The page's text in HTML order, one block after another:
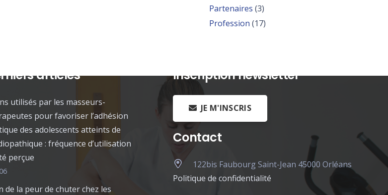
Partenaires (3)
Profession (17)
articles
utilisés par les masseurs-
pour favoriser l’adhésion
des adolescents atteints de
: fréquence d’utilisation
perçue
de la peur de chuter chez les
Inscription newsletter
JE M'INSCRIS
Contact
122bis Faubourg Saint-Jean 45000 Orléans
Politique de confidentialité